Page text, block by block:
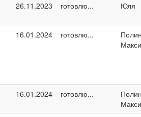
26.11.2023 готовлю... Юля
16.01.2024 готовлю...
16.01.2024 готовлю...